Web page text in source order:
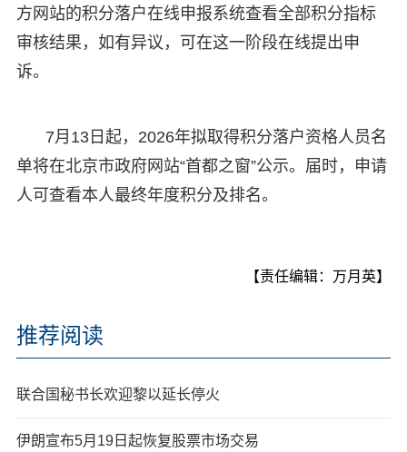
方网站的积分落户在线申报系统查看全部积分指标
审核结果，如有异议，可在这一阶段在线提出申
诉。
7月13日起，2026年拟取得积分落户资格人员名
单将在北京市政府网站“首都之窗”公示。届时，申请
人可查看本人最终年度积分及排名。
【责任编辑：万月英】
推荐阅读
联合国秘书长欢迎黎以延长停火
伊朗宣布5月19日起恢复股票市场交易